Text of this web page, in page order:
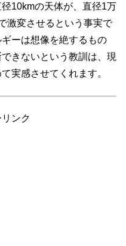
10kmの天体が、直径1万
激変させるという事実で
ーは想像を絶するもの
きないという教訓は、現
実感させてくれます。
ンク